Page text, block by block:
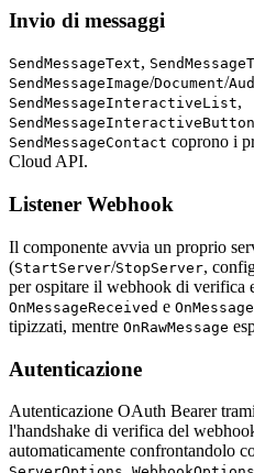
Invio di messaggi
SendMessageText,
SendMessageImage/Document/
SendMessageInteractiveList,
SendMessageContact coprono i
Cloud API.
Listener Webhook
Il componente avvia un proprio
(StartServer/StopServer,
per ospitare il webhook di verifica
OnMessageReceived e
tipizzati, mentre OnRawMessage
Autenticazione
Autenticazione OAuth Bearer
l'handshake di verifica del
automaticamente confrontandolo